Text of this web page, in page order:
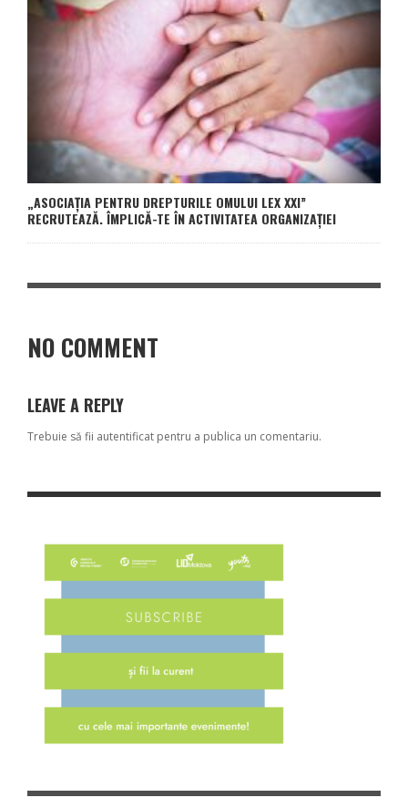
„ASOCIAŢIA PENTRU DREPTURILE OMULUI LEX XXI”
RECRUTEAZĂ. ÎMPLICĂ-TE ÎN ACTIVITATEA ORGANIZAȚIEI
NO COMMENT
LEAVE A REPLY
Trebuie să fii autentificat pentru a publica un comentariu.